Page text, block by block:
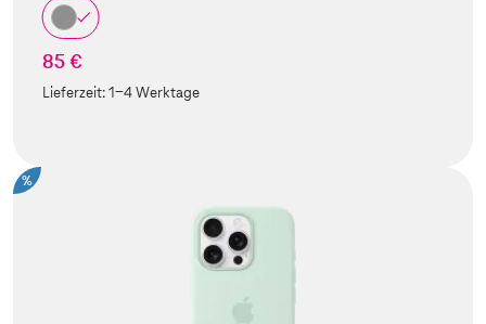
85 €
Lieferzeit:1-4 Werktage
%